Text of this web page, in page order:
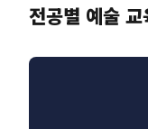
전공별 예술 교